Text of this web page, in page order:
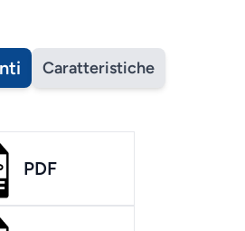
Caratteristiche
PDF